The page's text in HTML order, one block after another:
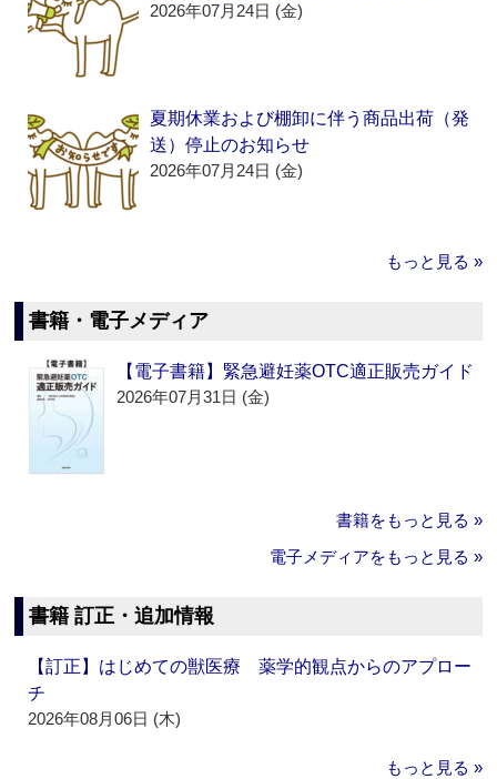
2026年07月24日 (金)
夏期休業および棚卸に伴う商品出荷（発
送）停止のお知らせ
2026年07月24日 (金)
もっと見る »
書籍・電子メディア
【電子書籍】緊急避妊薬OTC適正販売ガイド
2026年07月31日 (金)
書籍をもっと見る »
電子メディアをもっと見る »
書籍 訂正・追加情報
【訂正】はじめての獣医療 薬学的観点からのアプロー
チ
2026年08月06日 (木)
もっと見る »